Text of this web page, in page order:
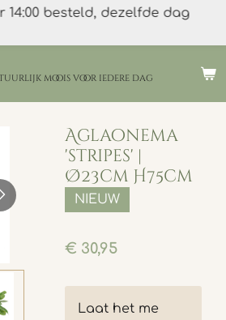
moois voor iedere dag
14:00 besteld, dezelfde dag
Aglaonema
'stripes' |
Ø23cm H75cm
NIEUW
€ 30,95
Laat het me